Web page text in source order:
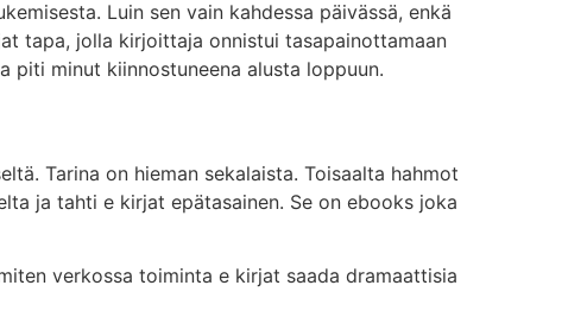
Luin sen vain kahdessa päivässä, enkä
tapa, jolla kirjoittaja onnistui tasapainottamaan
piti minut kiinnostuneena alusta loppuun.
Tarina on hieman sekalaista. Toisaalta hahmot
ja tahti e kirjat​ epätasainen. Se on ebooks joka
verkossa toiminta e kirjat​ saada dramaattisia